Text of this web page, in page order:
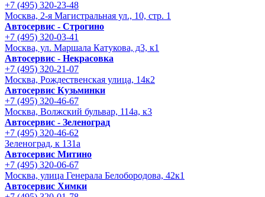
+7 (495) 320-23-48
Москва, 2-я Магистральная ул., 10, стр. 1
Автосервис - Строгино
+7 (495) 320-03-41
Москва, ул. Маршала Катукова, д3, к1
Автосервис - Некрасовка
+7 (495) 320-21-07
Москва, Рождественская улица, 14к2
Автосервис Кузьминки
+7 (495) 320-46-67
Москва, Волжский бульвар, 114а, к3
Автосервис - Зеленоград
+7 (495) 320-46-62
Зеленоград, к 131а
Автосервис Митино
+7 (495) 320-06-67
Москва, улица Генерала Белобородова, 42к1
Автосервис Химки